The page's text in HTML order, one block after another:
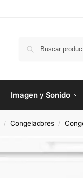
Imagen y Sonido
/ Congeladores /